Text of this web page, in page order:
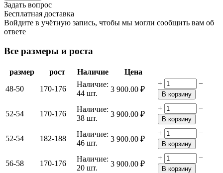
Задать вопрос
Бесплатная доставка
Войдите в учётную запись, чтобы мы могли сообщить вам об
ответе
Все размеры и роста
размер рост Наличие
Цена
48-50
170-176
Наличие:
44 шт.
3 900.00 ₽
+ −
В корзину
52-54 170-176
Наличие:
38 шт.
3 900.00 ₽
+ −
В корзину
52-54 182-188
Наличие:
46 шт.
3 900.00 ₽
+ −
В корзину
56-58 170-176
Наличие:
20 шт.
3 900.00 ₽
+ −
В корзину